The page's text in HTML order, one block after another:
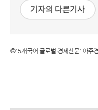
기자의 다른기사
©'5개국어 글로벌 경제신문' 아주경